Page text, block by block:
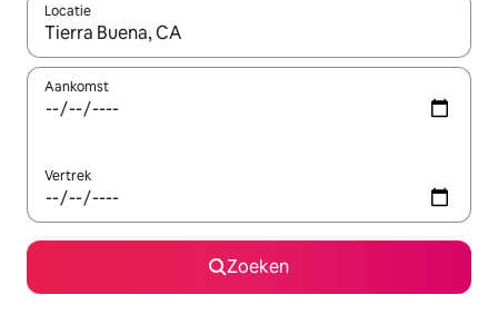
Locatie
Wanneer er resultaten beschikbaar zijn, maak je een keuze
Aankomst
Vertrek
Zoeken